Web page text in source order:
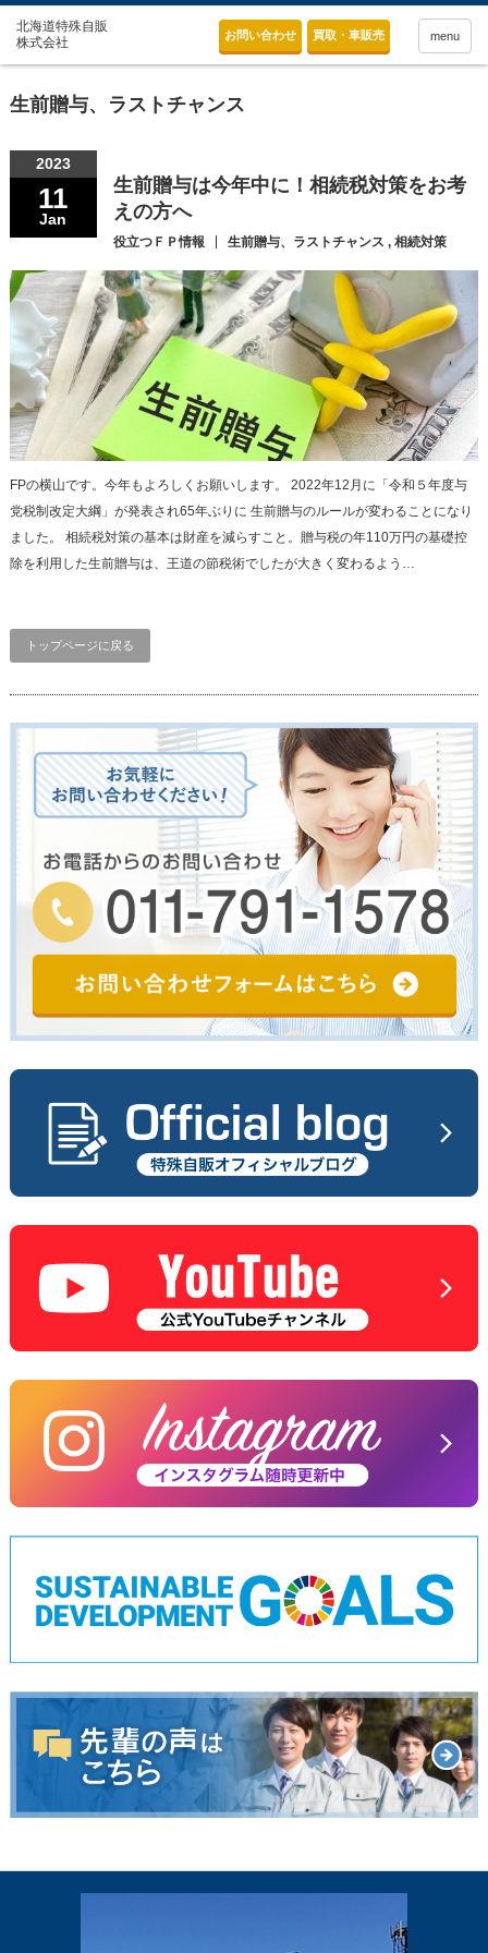
お問い合わせ 買取・車販売 menu
生前贈与、ラストチャンス
2023
11
Jan
生前贈与は今年中に！相続税対策をお考
えの方へ
役立つＦＰ情報 生前贈与、ラストチャンス , 相続対策
FPの横山です。今年もよろしくお願いします。 2022年12月に「令和５年度与
党税制改定大綱」が発表され65年ぶりに 生前贈与のルールが変わることになり
ました。 相続税対策の基本は財産を減らすこと。贈与税の年110万円の基礎控
除を利用した生前贈与は、王道の節税術でしたが大きく変わるよう…
トップページに戻る